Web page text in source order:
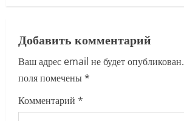
v
i
g
a
Добавить комментарий
Ваш адрес email не будет опубликован.
поля помечены*
Комментарий *